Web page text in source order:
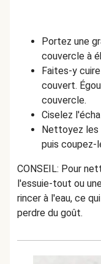
Portez une
couvercle à
Faites-y
couvert.
couvercle.
Ciselez
Nettoyez les
puis coupez-
CONSEIL: Pour
l'essuie-tout ou
rincer à l'eau, ce
perdre du goût.